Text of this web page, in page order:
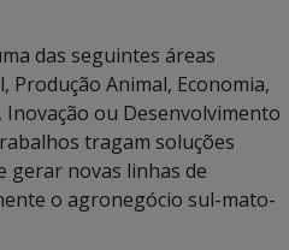
das seguintes áreas
Produção Animal, Economia,
Inovação ou Desenvolvimento
tragam soluções
gerar novas linhas de
o agronegócio sul-mato-